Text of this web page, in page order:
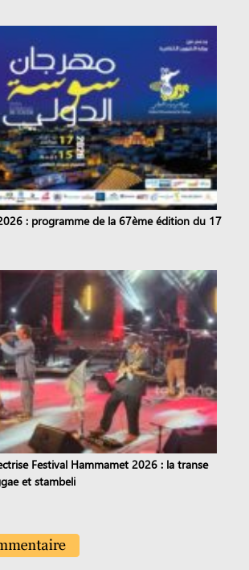
: programme de la 67ème édition du 17
Festival Hammamet 2026 : la transe
et stambeli